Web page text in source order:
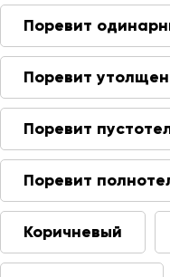
Поревит
Поревит
Поревит
Поревит
Коричневый